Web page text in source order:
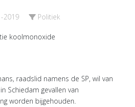
2019 Politiek
raadslid namens de SP, wil van
Schiedam gevallen van
worden bijgehouden.